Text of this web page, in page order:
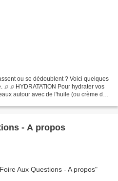
ou se dédoublent ? Voici quelques
♫ HYDRATATION Pour hydrater vos
autour avec de l'huile (ou crème de
- A propos